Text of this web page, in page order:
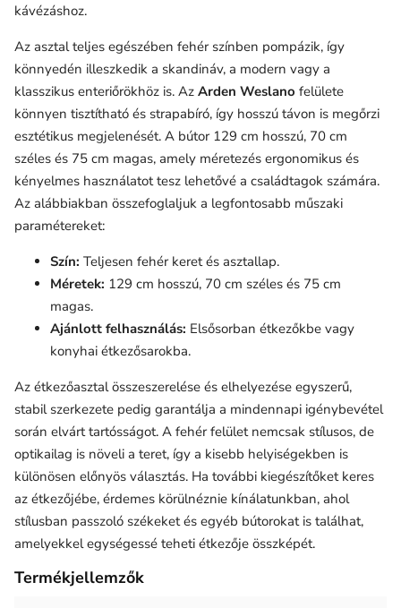
kávézáshoz.
Az asztal teljes egészében fehér színben pompázik, így
könnyedén illeszkedik a skandináv, a modern vagy a
klasszikus enteriőrökhöz is. Az Arden Weslano felülete
könnyen tisztítható és strapabíró, így hosszú távon is megőrzi
esztétikus megjelenését. A bútor 129 cm hosszú, 70 cm
széles és 75 cm magas, amely méretezés ergonomikus és
kényelmes használatot tesz lehetővé a családtagok számára.
Az alábbiakban összefoglaljuk a legfontosabb műszaki
paramétereket:
Szín: Teljesen fehér keret és asztallap.
Méretek: 129 cm hosszú, 70 cm széles és 75 cm
magas.
Ajánlott felhasználás: Elsősorban étkezőkbe vagy
konyhai étkezősarokba.
Az étkezőasztalösszeszerelése és elhelyezése egyszerű,
stabil szerkezete pedig garantálja a mindennapi igénybevétel
során elvárt tartósságot. A fehér felület nemcsak stílusos, de
optikailag is növeli a teret, így a kisebb helyiségekben is
különösen előnyös választás. Ha további kiegészítőket keres
az étkezőjébe, érdemes körülnéznie kínálatunkban, ahol
stílusban passzoló székeket és egyéb bútorokat is találhat,
amelyekkel egységessé teheti étkezője összképét.
Termékjellemzők